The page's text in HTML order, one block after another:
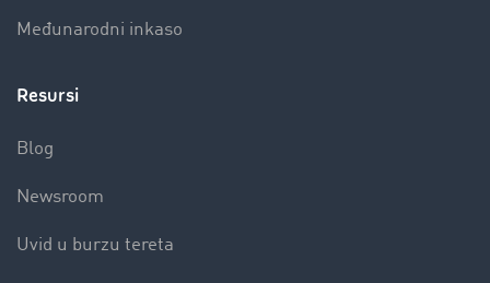
Međunarodni inkaso
Resursi
Blog
Newsroom
Uvid u burzu tereta